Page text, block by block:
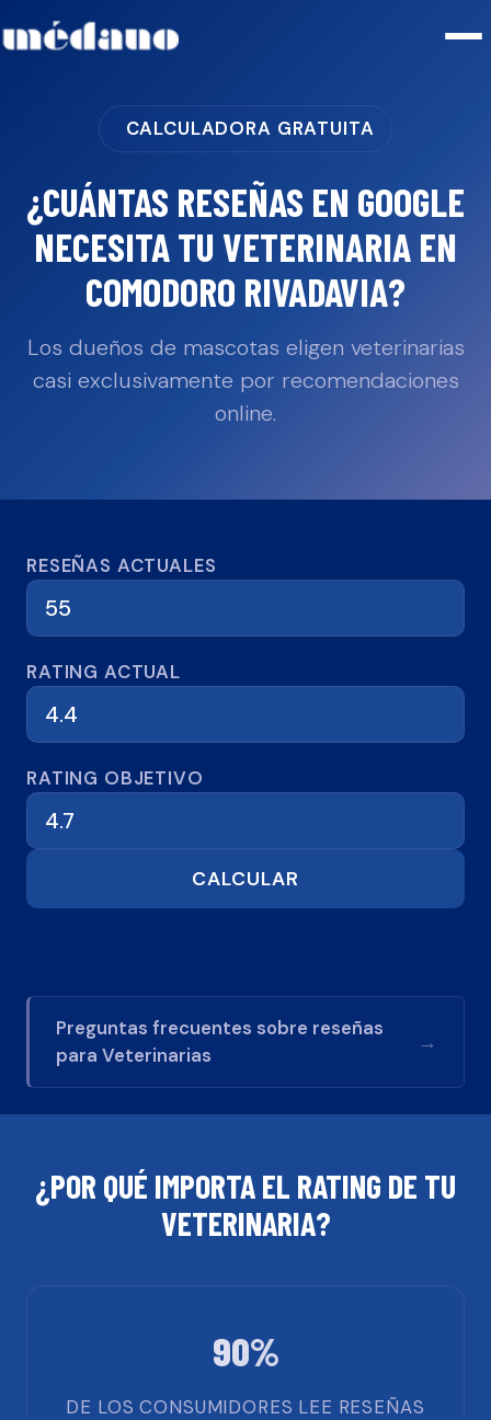
CALCULADORA GRATUITA
¿CUÁNTAS RESEÑAS EN GOOGLE
NECESITA TU VETERINARIA EN
COMODORO RIVADAVIA?
Los dueños de mascotas eligen veterinarias
casi exclusivamente por recomendaciones
online.
Calculadora de reseñas
RESEÑAS ACTUALES
RATING ACTUAL
RATING OBJETIVO
CALCULAR
Preguntas frecuentes sobre reseñas
para Veterinarias
→
¿POR QUÉ IMPORTA EL RATING DE TU
VETERINARIA?
90%
DE LOS CONSUMIDORES LEE RESEÑAS